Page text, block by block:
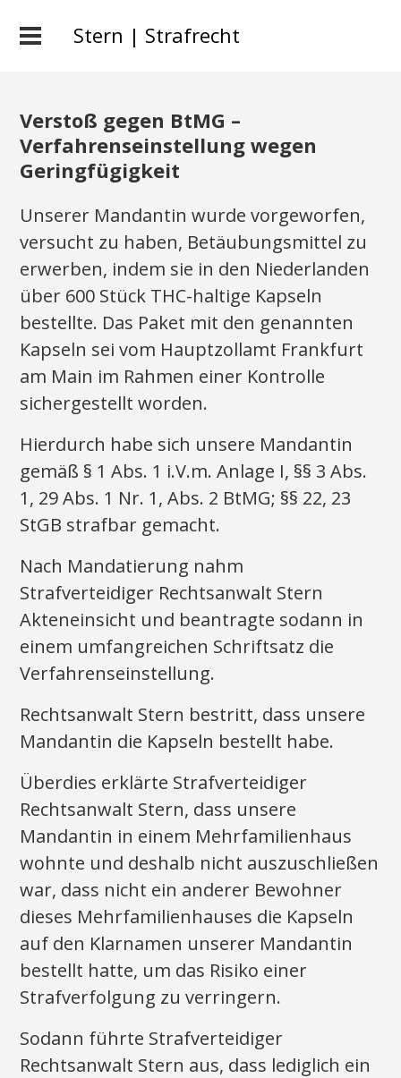
Stern | Strafrecht
Verstoß gegen BtMG –
Verfahrenseinstellung wegen
Geringfügigkeit
Unserer Mandantin wurde vorgeworfen,
versucht zu haben, Betäubungsmittel zu
erwerben, indem sie in den Niederlanden
über 600 Stück THC-haltige Kapseln
bestellte. Das Paket mit den genannten
Kapseln sei vom Hauptzollamt Frankfurt
am Main im Rahmen einer Kontrolle
sichergestellt worden.
Hierdurch habe sich unsere Mandantin
gemäß § 1 Abs. 1 i.V.m. Anlage I, §§ 3 Abs.
1, 29 Abs. 1 Nr. 1, Abs. 2 BtMG; §§ 22, 23
StGB strafbar gemacht.
Nach Mandatierung nahm
Strafverteidiger Rechtsanwalt Stern
Akteneinsicht und beantragte sodann in
einem umfangreichen Schriftsatz die
Verfahrenseinstellung.
Rechtsanwalt Stern bestritt, dass unsere
Mandantin die Kapseln bestellt habe.
Überdies erklärte Strafverteidiger
Rechtsanwalt Stern, dass unsere
Mandantin in einem Mehrfamilienhaus
wohnte und deshalb nicht auszuschließen
war, dass nicht ein anderer Bewohner
dieses Mehrfamilienhauses die Kapseln
auf den Klarnamen unserer Mandantin
bestellt hatte, um das Risiko einer
Strafverfolgung zu verringern.
Sodann führte Strafverteidiger
Rechtsanwalt Stern aus, dass lediglich ein